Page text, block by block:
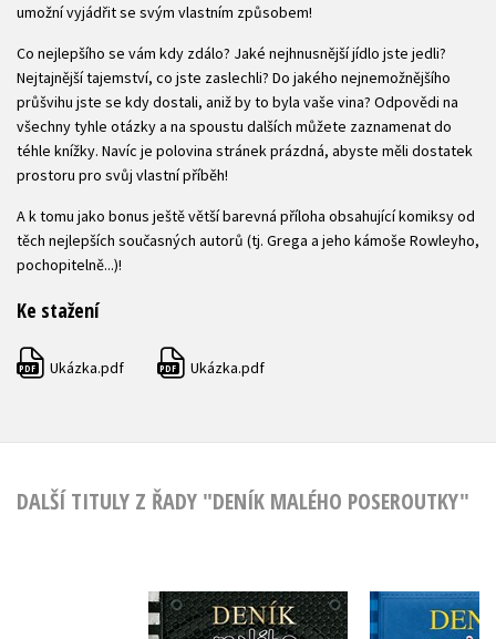
umožní vyjádřit se svým vlastním způsobem!
Co nejlepšího se vám kdy zdálo? Jaké nejhnusnější jídlo jste jedli?
Nejtajnější tajemství, co jste zaslechli? Do jakého nejnemožnějšího
průšvihu jste se kdy dostali, aniž by to byla vaše vina? Odpovědi na
všechny tyhle otázky a na spoustu dalších můžete zaznamenat do
téhle knížky. Navíc je polovina stránek prázdná, abyste měli dostatek
prostoru pro svůj vlastní příběh!
A k tomu jako bonus ještě větší barevná příloha obsahující komiksy od
těch nejlepších současných autorů (tj. Grega a jeho kámoše Rowleyho,
pochopitelně...)!
Ke stažení
PDF Ukázka.pdf PDF Ukázka.pdf
DALŠÍ TITULY Z ŘADY "DENÍK MALÉHO POSEROUTKY"
Deník malého
Deník